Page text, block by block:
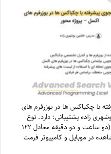
با چکباکس ها در یوزرفرم های
زاده پشتیبانی: دارد. نوع
محصول: دانلودی نوع فایل: ویدئویی (دو ساعت و دو دقیقه معادل ۱۲۲
مشاهده در موبایل و کامپیوتر فرمت